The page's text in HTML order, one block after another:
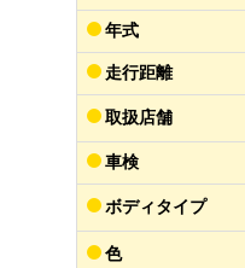
年式
走行距離
取扱店舗
車検
ボディタイプ
色